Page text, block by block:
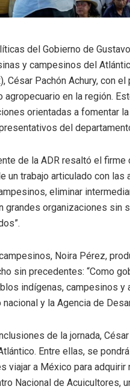
del Gobierno de
y campesinos del
César Pachón Achury, con
en la región.
orientadas a fomentar
del
de la ADR resaltó el
un trabajo articulado con
eliminar
grandes organizaciones sin
Noira Pérez,
sin precedentes: “Como
indígenas, campesinos
y la Agencia de
de la jornada,
Entre ellas, se
viajar a México para
Nacional de Acuicultores,